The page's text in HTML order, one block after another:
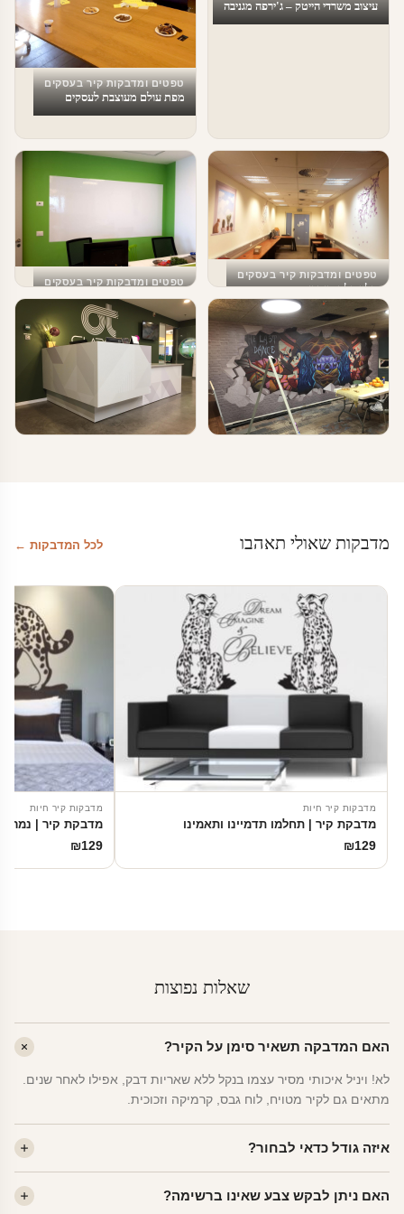
עיצוב משרדי הייטק – ג'ירפה מגניבה
טפטים ומדבקות קיר בעסקים
מפת עולם מעוצבת לעסקים
טפטים ומדבקות קיר בעסקים
חלון תלת מימדי טפטים ומדבקות קיר בעסקים
מדבקת לוח מחיק
מדבקות שאולי תאהבו לכל המדבקות ←
מדבקות קיר חיות
מדבקת קיר | תחלמו תדמיינו ותאמינו
₪129
מדבקות קיר חיות
מדבקת קיר | נמר
₪129
שאלות נפוצות
האם המדבקה תשאיר סימן על הקיר?
לא! ויניל איכותי מסיר עצמו בנקל ללא שאריות דבק, אפילו לאחר שנים.
מתאים גם לקיר מטויח, לוח גבס, קרמיקה וזכוכית.
איזה גודל כדאי לבחור?
שינה של מבוגרים — L. לפינה קטנה — S.
האם ניתן לבקש צבע שאינו ברשימה?